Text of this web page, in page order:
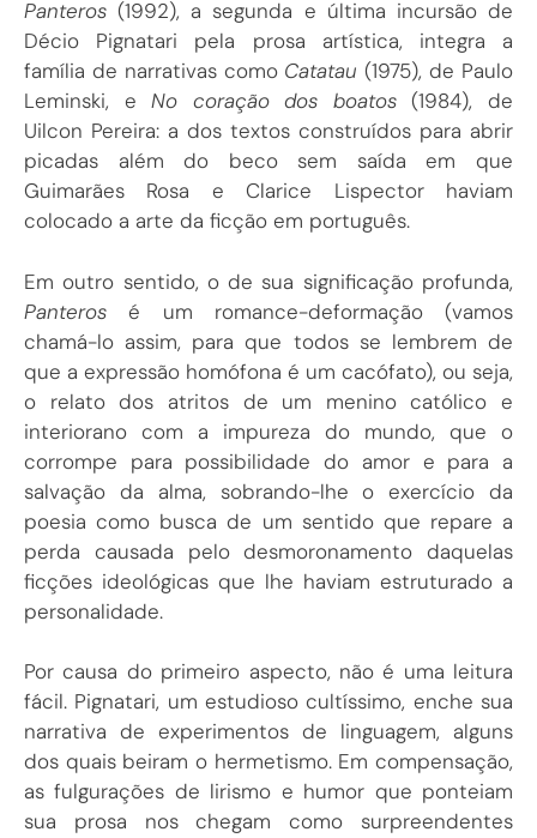
Panteros (1992), a segunda e última incursão de
Décio Pignatari pela prosa artística, integra a
família de narrativas como Catatau (1975), de Paulo
Leminski, eNo coração dos boatos(1984), de
Uilcon Pereira: a dos textos construídos para abrir
picadas além do beco sem saída em que
Guimarães Rosa e Clarice Lispector haviam
colocado a arte da ficção em português.
Em outro sentido, o de sua significação profunda,
Panterosé um romance-deformação (vamos
chamá-lo assim, para que todos se lembrem de
que a expressão homófona é um cacófato), ou seja,
o relato dos atritos de um menino católico e
interiorano com a impureza do mundo, que o
corrompe para possibilidade do amor e para a
salvação da alma, sobrando-lhe o exercício da
poesia como busca de um sentido que repare a
perda causada pelo desmoronamento daquelas
ficções ideológicas que lhe haviam estruturado a
personalidade.
Por causa do primeiro aspecto, não é uma leitura
fácil. Pignatari, um estudioso cultíssimo, enche sua
narrativa de experimentos de linguagem, alguns
dos quais beiram o hermetismo. Em compensação,
as fulgurações de lirismo e humor que ponteiam
sua prosa nos chegam como surpreendentes